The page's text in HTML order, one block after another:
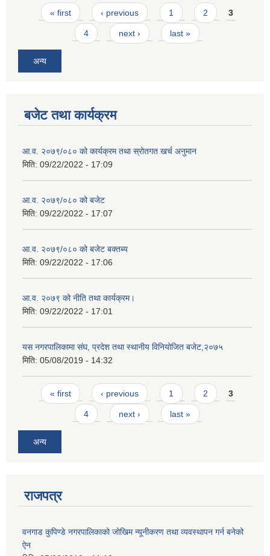
Pages
« first ‹ previous 1 2 3
4 next › last »
अन्य
बजेट तथा कार्यक्रम
आ.व. २०७९/०८० को कार्यक्रम तथा स्रोतगत खर्च अनुमान
मिति: 09/22/2022 - 17:09
आ.व. २०७९/०८० को बजेट
मिति: 09/22/2022 - 17:07
आ.व. २०७९/०८० को बजेट बक्तब्य
मिति: 09/22/2022 - 17:06
आ.व. २०७९ को नीति तथा कार्यक्रम।
मिति: 09/22/2022 - 17:01
यस नगरपालिकामा संघ, प्रदेश तथा स्थानीय विनियोजित बजेट,२०७५
मिति: 05/08/2019 - 14:32
Pages
« first ‹ previous 1 2 3
4 next › last »
अन्य
राजपत्र
वनगाड कुपिण्डे नगरपालिकाको जोखिम न्यूनीकरण तथा व्यवस्थापन गर्न बनेको
ऐन